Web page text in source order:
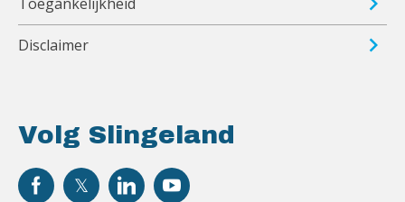
Volg Slingeland
Disclaimer